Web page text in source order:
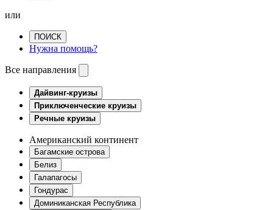
или
ПОИСК
Нужна помощь?
Все направления
Дайвинг-круизы
Приключенческие круизы
Речные круизы
Американский континент
Багамские острова
Белиз
Галапагосы
Гондурас
Доминиканская Республика